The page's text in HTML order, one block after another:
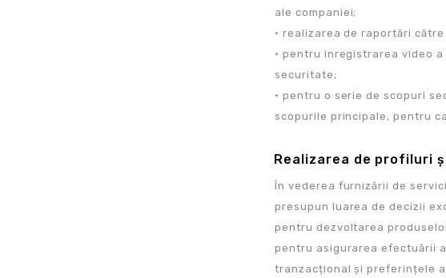
ale companiei;
• realizarea de raportări
• pentru înregistrarea video
securitate;
• pentru o serie de scopuri
scopurile principale, pentru
Realizarea de profiluri
În vederea furnizării de
presupun luarea de decizii
pentru dezvoltarea
pentru asigurarea efectuării
tranzacțional și preferințele